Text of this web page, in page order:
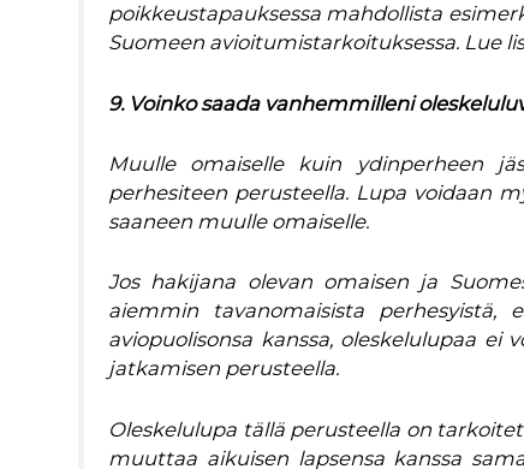
poikkeustapauksessa mahdollista
Suomeen avioitumistarkoituksessa. Lue
9. Voinko saada vanhemmilleni
Muulle omaiselle kuin ydinperheen
perhesiteen perusteella. Lupa voidaan
saaneen muulle omaiselle.
Jos hakijana olevan omaisen ja
aiemmin tavanomaisista perhesyistä,
aviopuolisonsa kanssa, oleskelulupaa
jatkamisen perusteella.
Oleskelulupa tällä perusteella on
muuttaa aikuisen lapsensa kanssa